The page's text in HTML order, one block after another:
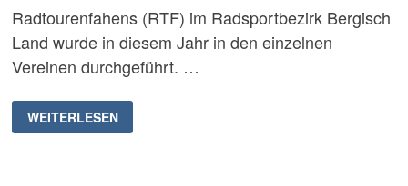
Radtourenfahens (RTF) im Radsportbezirk Bergisch
Land wurde in diesem Jahr in den einzelnen
Vereinen durchgeführt. …
BERGISCHE
RTFS
2017:
WEITERLESEN